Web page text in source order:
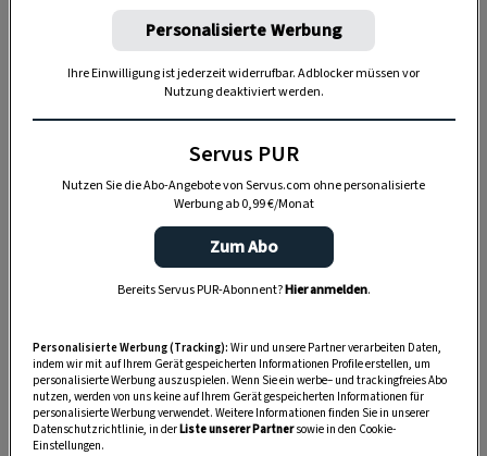
Tulpen-Steckbrief
Liliengewächse(Liliaceae).
Volle Sonne, heiß und trocken.
Höhen von 10 bis 70 Zentimetern.
Nach der Blüte nur die Blütenstiele
benötigen, um die Blumenzwiebeln zu
regenerieren.
Blüte:Unzählige Farben. Die Blüten stehen
Personalisierte Werbung
Ihre Einwilligung ist jederzeit widerrufbar. Adblocker müssen vor
Nutzung deaktiviert werden.
Servus PUR
Nutzen Sie die Abo-Angebote von Servus.com ohne personalisierte
Werbung ab 0,99 €/Monat
Zum Abo
Bereits Servus PUR-Abonnent?Hier anmelden.
Personalisierte Werbung (Tracking): Wir und unsere Partner verarbeiten Daten,
indem wir mit auf Ihrem Gerät gespeicherten Informationen Profile erstellen, um
personalisierte Werbung auszuspielen. Wenn Sie ein werbe– und trackingfreies Abo
nutzen, werden von uns keine auf Ihrem Gerät gespeicherten Informationen für
personalisierte Werbung verwendet. Weitere Informationen finden Sie in unserer
Datenschutzrichtlinie, in derListe unserer Partnersowie in den Cookie-
Einstellungen.